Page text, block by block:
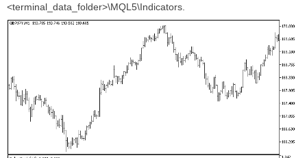
<terminal_data_folder>\MQL5\Indicators.